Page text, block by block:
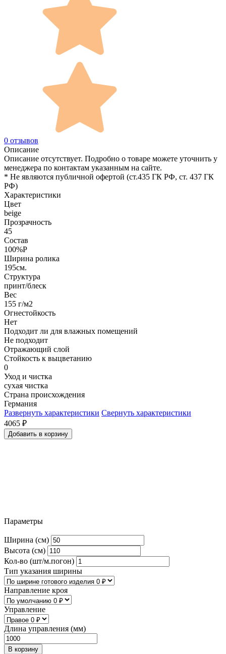
0 отзывов
Описание
Описание отсутствует. Подробно о товаре можете уточнить у
менеджера по контактам указанным на сайте.
* Не являются публичной офертой (ст.435 ГК РФ, cт. 437 ГК
РФ)
Характеристики
Цвет
beige
Прозрачность
45
Состав
100%P
Ширина ролика
195см.
Структура
принт/блеск
Вес
155 г/м2
Огнестойкость
Нет
Подходит ли для влажных помещений
Не подходит
Отражающий слой
Стойкость к выцветанию
0
Уход и чистка
сухая чистка
Страна происхождения
Германия
Развернуть характеристики Свернуть характеристики
4065 ₽
Добавить в корзину
Параметры
Ширина (см)
Высота (см)
Кол-во (шт/м.погон)
Тип указания ширины
Направление кроя
Управление
Длина управления (мм)
В корзину